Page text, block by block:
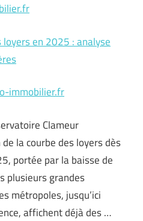
en 2025 : analyse
immobilier.fr
Clameur
la courbe des loyers dès
portée par la baisse de
plusieurs grandes
métropoles, jusqu’ici
affichent déjà des …